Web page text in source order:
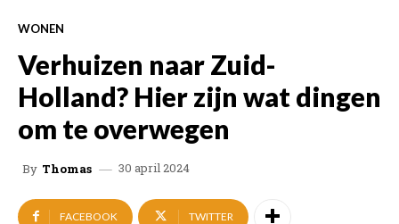
WONEN
Verhuizen naar Zuid-
Holland? Hier zijn wat dingen
om te overwegen
By Thomas 30 april 2024
FACEBOOK TWITTER